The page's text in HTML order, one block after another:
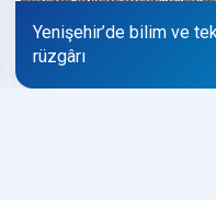
Yenişehir’de bilim ve
rüzgârı